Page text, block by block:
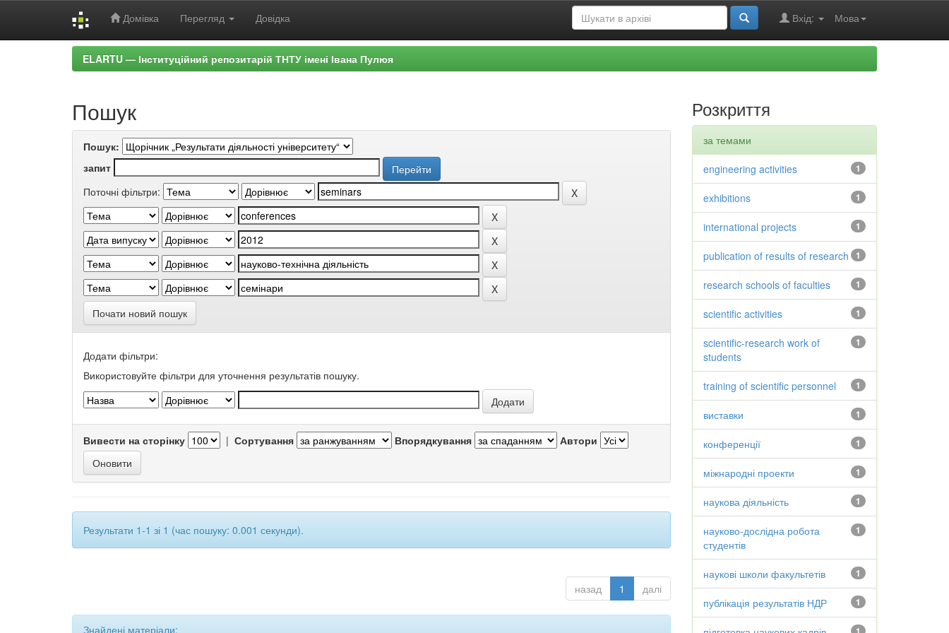
Домівка Перегляд Довідка Мова
Вхід:
ELARTU — Інституційний репозитарій ТНТУ імені Івана Пулюя
Пошук
Пошук:
запит
Поточні фільтри:
Почати новий пошук
Додати фільтри:
Використовуйте фільтри для уточнення результатів пошуку.
Вивести на сторінку | Сортування Впорядкування Автори
Результати 1-1 зі 1 (час пошуку: 0.001 секунди).
назад 1 далі
Знайдені матеріали:
Розкриття
за темами
1
engineering activities
1
exhibitions
1
international projects
1
publication of results of research
1
research schools of faculties
1
scientific activities
1
scientific-research work of
students
1
training of scientific personnel
1
виставки
1
конференції
1
міжнародні проекти
1
наукова діяльність
1
науково-дослідна робота
студентів
1
наукові школи факультетів
1
публікація результатів НДР